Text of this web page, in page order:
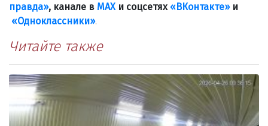
правда», канале в МАХи соцсетях «ВКонтакте»и
«Одноклассники».
Читайте также